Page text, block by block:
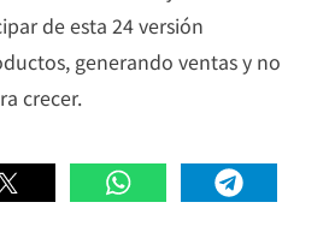
de esta 24 versión
generando ventas y no
crecer.